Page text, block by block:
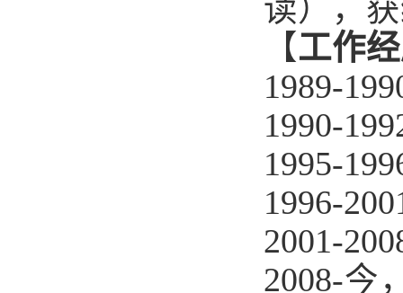
读），
【工作
1989-
1990-
1995-
1996-
2001-
2008-今